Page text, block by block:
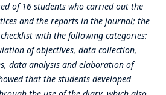
of 16 students who carried out the
and the reports in the journal; the
with the following categories:
of objectives, data collection,
data analysis and elaboration of
that the students developed